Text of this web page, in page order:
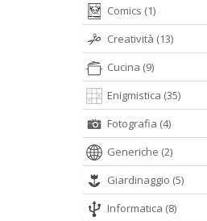
Comics (1)
Creatività (13)
Cucina (9)
Enigmistica (35)
Fotografia (4)
Generiche (2)
Giardinaggio (5)
Informatica (8)